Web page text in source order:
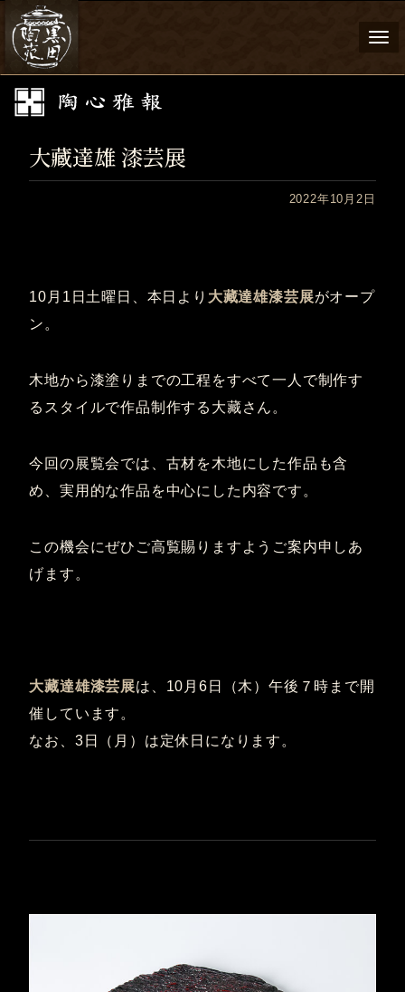
大藏達雄 漆芸展
2022年10月2日
10月1日土曜日、本日より 大藏達雄漆芸展がオープ
ン。
木地から漆塗りまでの工程をすべて一人で制作す
るスタイルで作品制作する大藏さん。
今回の展覧会では、古材を木地にした作品も含
め、実用的な作品を中心にした内容です。
この機会にぜひご高覧賜りますようご案内申しあ
げます。
大藏達雄漆芸展は、10月6日（木）午後７時まで開
催しています。
なお、3日（月）は定休日になります。